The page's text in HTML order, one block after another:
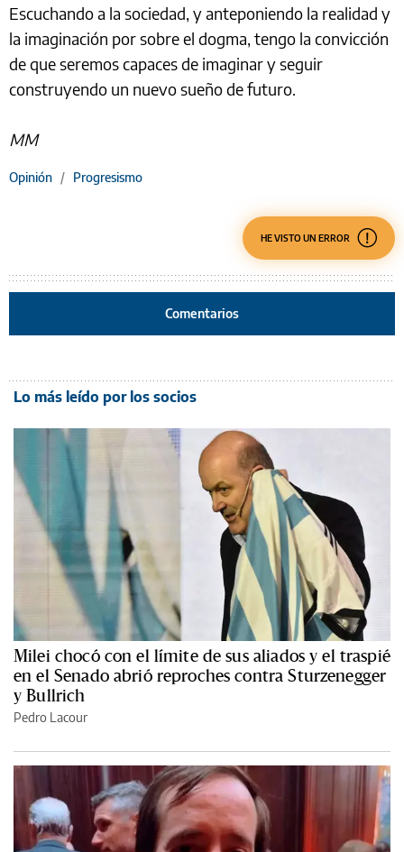
Escuchando a la sociedad, y anteponiendo la realidad y
la imaginación por sobre el dogma, tengo la convicción
de que seremos capaces de imaginar y seguir
construyendo un nuevo sueño de futuro.
MM
Opinión / Progresismo
HE VISTO UN ERROR
Comentarios
Lo más leído por los socios
Milei chocó con el límite de sus aliados y el traspié
en el Senado abrió reproches contra Sturzenegger
y Bullrich
Pedro Lacour